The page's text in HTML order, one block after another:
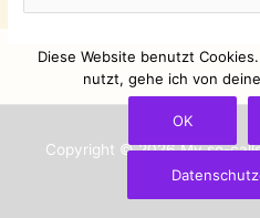
u
e
Copyright © 2026My so-
Diese Website benutzt
nutzt, gehe ich von
OK